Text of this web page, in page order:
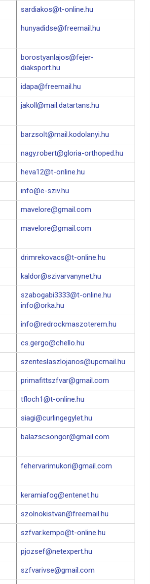
sardiakos@t-online.hu
hunyadidse@freemail.hu
borostyanlajos@fejer-
diaksport.hu
idapa@freemail.hu
jakoll@mail.datartans.hu
barzsolt@mail.kodolanyi.hu
nagy.robert@gloria-orthoped.hu
heva12@t-online.hu
info@e-sziv.hu
mavelore@gmail.com
mavelore@gmail.com
drimrekovacs@t-online.hu
kaldor@szivarvanynet.hu
szabogabi3333@t-online.hu
info@orka.hu
info@redrockmaszoterem.hu
cs.gergo@chello.hu
szenteslaszlojanos@upcmail.hu
primafittszfvar@gmail.com
tfloch1@t-online.hu
siagi@curlingegylet.hu
balazscsongor@gmail.com
fehervarimukori@gmail.com
keramiafog@entenet.hu
szolnokistvan@freemail.hu
szfvar.kempo@t-online.hu
pjozsef@netexpert.hu
szfvarivse@gmail.com